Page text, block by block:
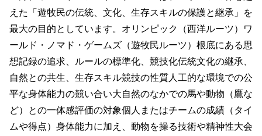
えた「遊牧民の伝統、文化、生存スキルの保護と継承」を
最大の目的としています。オリンピック（西洋ルーツ）ワ
ールド・ノマド・ゲームズ（遊牧民ルーツ）根底にある思
想記録の追求、ルールの標準化、競技化伝統文化の継承、
自然との共生、生存スキル競技の性質人工的な環境での公
平な身体能力の競い合い大自然のなかでの馬や動物（鷹な
ど）との一体感評価の対象個人またはチームの成績（タイ
ムや得点）身体能力に加え、動物を操る技術や精神性大会